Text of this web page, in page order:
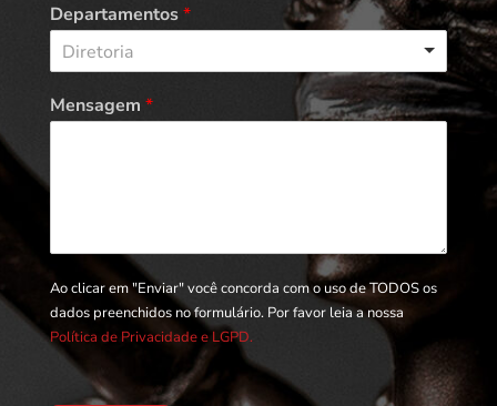
Departamentos*
Diretoria
Mensagem *
Ao clicar em "Enviar" você concorda com o uso de TODOS os
dados preenchidos no formulário. Por favor leia a nossa
Política de Privacidade e LGPD.